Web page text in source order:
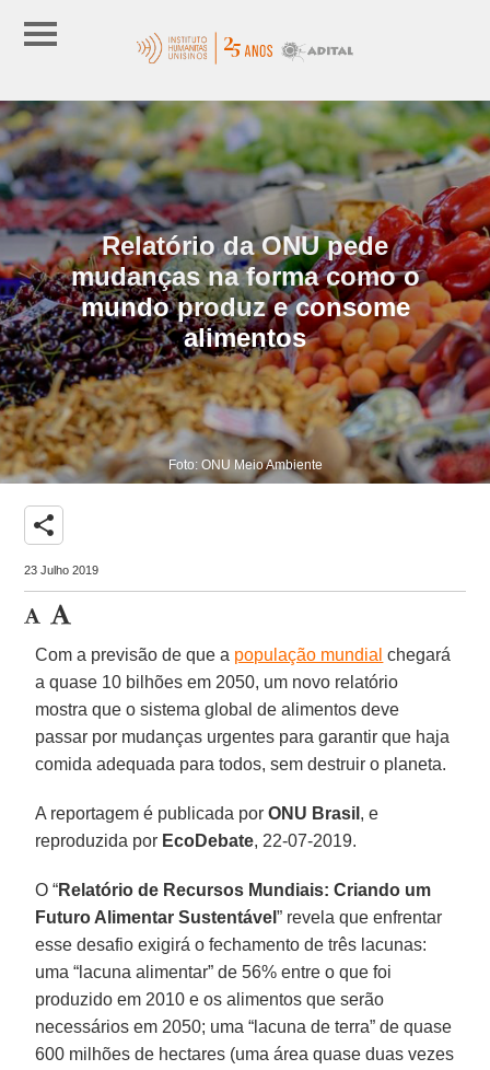
Relatório da ONU pede
mudanças na forma como o
mundo produz e consome
alimentos
Foto: ONU Meio Ambiente
share
23 Julho 2019
Com a previsão de que a população mundial chegará
a quase 10 bilhões em 2050, um novo relatório
mostra que o sistema global de alimentos deve
passar por mudanças urgentes para garantir que haja
comida adequada para todos, sem destruir o planeta.
A reportagem é publicada porONU Brasil , e
reproduzida por EcoDebate, 22-07-2019.
O “Relatório de Recursos Mundiais: Criando um
Futuro Alimentar Sustentável” revela que enfrentar
esse desafio exigirá o fechamento de três lacunas:
uma “lacuna alimentar” de 56% entre o que foi
produzido em 2010 e os alimentos que serão
necessários em 2050; uma “lacuna de terra” de quase
600 milhões de hectares (uma área quase duas vezes